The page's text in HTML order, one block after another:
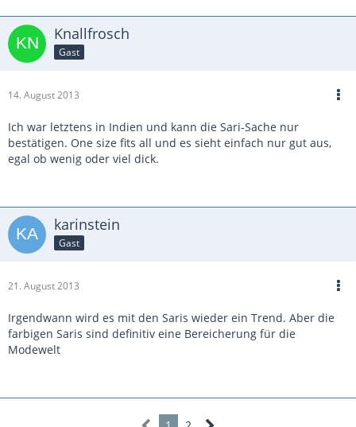
Knallfrosch
Gast
14. August 2013
Ich war letztens in Indien und kann die Sari-Sache nur
bestätigen. One size fits all und es sieht einfach nur gut aus,
egal ob wenig oder viel dick.
karinstein
Gast
21. August 2013
Irgendwann wird es mit den Saris wieder ein Trend. Aber die
farbigen Saris sind definitiv eine Bereicherung für die
Modewelt